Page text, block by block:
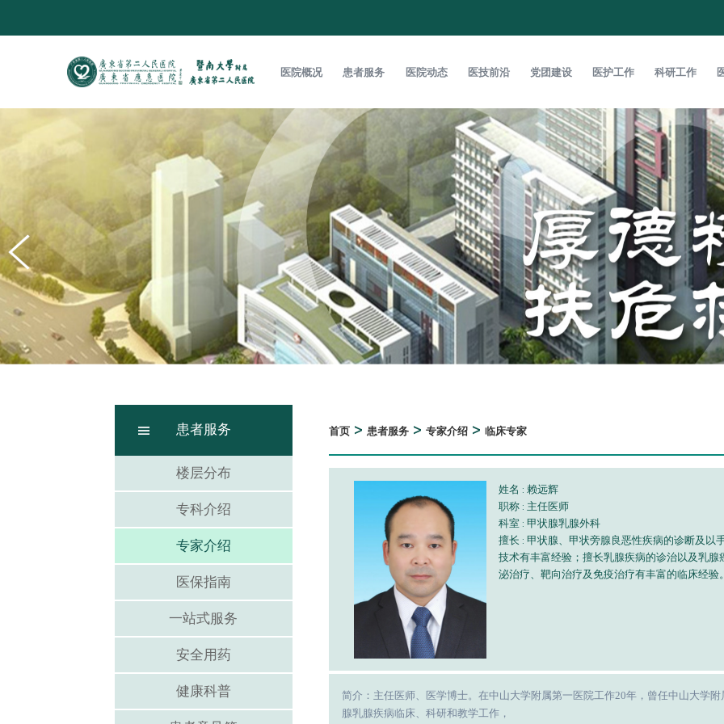
医院概况 患者服务 医院动态 医技前沿 党团建设 医护工作 科研工作
患者服务
楼层分布
专科介绍
专家介绍
医保指南
一站式服务
安全用药
健康科普
首页 > 患者服务 > 专家介绍 > 临床专家
姓名 : 赖远辉
职称 : 主任医师
科室 : 甲状腺乳腺外科
擅长 : 甲状腺、甲状旁腺良恶性疾病的诊断及
技术有丰富经验；擅长乳腺疾病的诊治以及乳
泌治疗、靶向治疗及免疫治疗有丰富的临床经验
简介：主任医师、医学博士。在中山大学附属第一医院工作20年，曾任中山大学
腺乳腺疾病临床、科研和教学工作，